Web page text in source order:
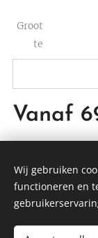
Groot
te
Vanaf
Wij gebruiken
functioneren en